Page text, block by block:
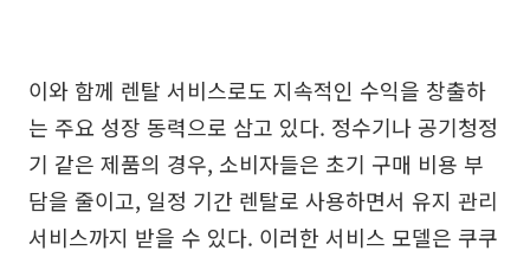
이와 함께 렌탈 서비스로도 지속적인 수익을 창출하
는 주요 성장 동력으로 삼고 있다. 정수기나 공기청정
기 같은 제품의 경우, 소비자들은 초기 구매 비용 부
담을 줄이고, 일정 기간 렌탈로 사용하면서 유지 관리
서비스까지 받을 수 있다. 이러한 서비스 모델은 쿠쿠